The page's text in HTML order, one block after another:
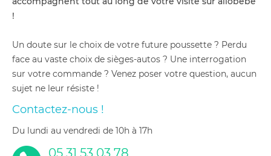
!
Un doute sur le choix de votre future poussette ? Perdu
face au vaste choix de sièges-autos ? Une interrogation
sur votre commande ? Venez poser votre question, aucun
sujet ne leur résiste !
Contactez-nous !
du lundi au vendredi de 10h à 17h
05 31 53 03 78